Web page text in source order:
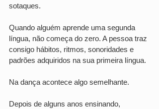
sotaques.
Quando alguém aprende uma segunda
língua, não começa do zero. A pessoa traz
consigo hábitos, ritmos, sonoridades e
padrões adquiridos na sua primeira língua.
Na dança acontece algo semelhante.
Depois de alguns anos ensinando,